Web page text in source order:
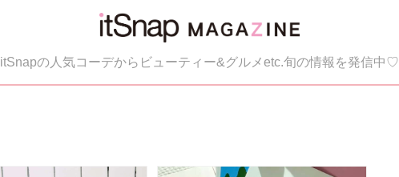
itSnapの人気コーデからビューティー&グルメetc.旬の情報を発信中♡